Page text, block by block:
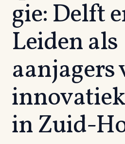
gie: Delft
Leiden als
aanjagers
in Zuid-